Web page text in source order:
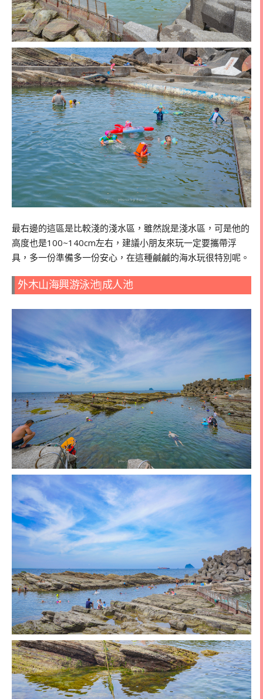
最右邊的這區是比較淺的淺水區，雖然說是淺水區，可是他的
高度也是100~140cm左右，建議小朋友來玩一定要攜帶浮
具，多一份準備多一份安心，在這種鹹鹹的海水玩很特別呢。
外木山海興游泳池|成人池